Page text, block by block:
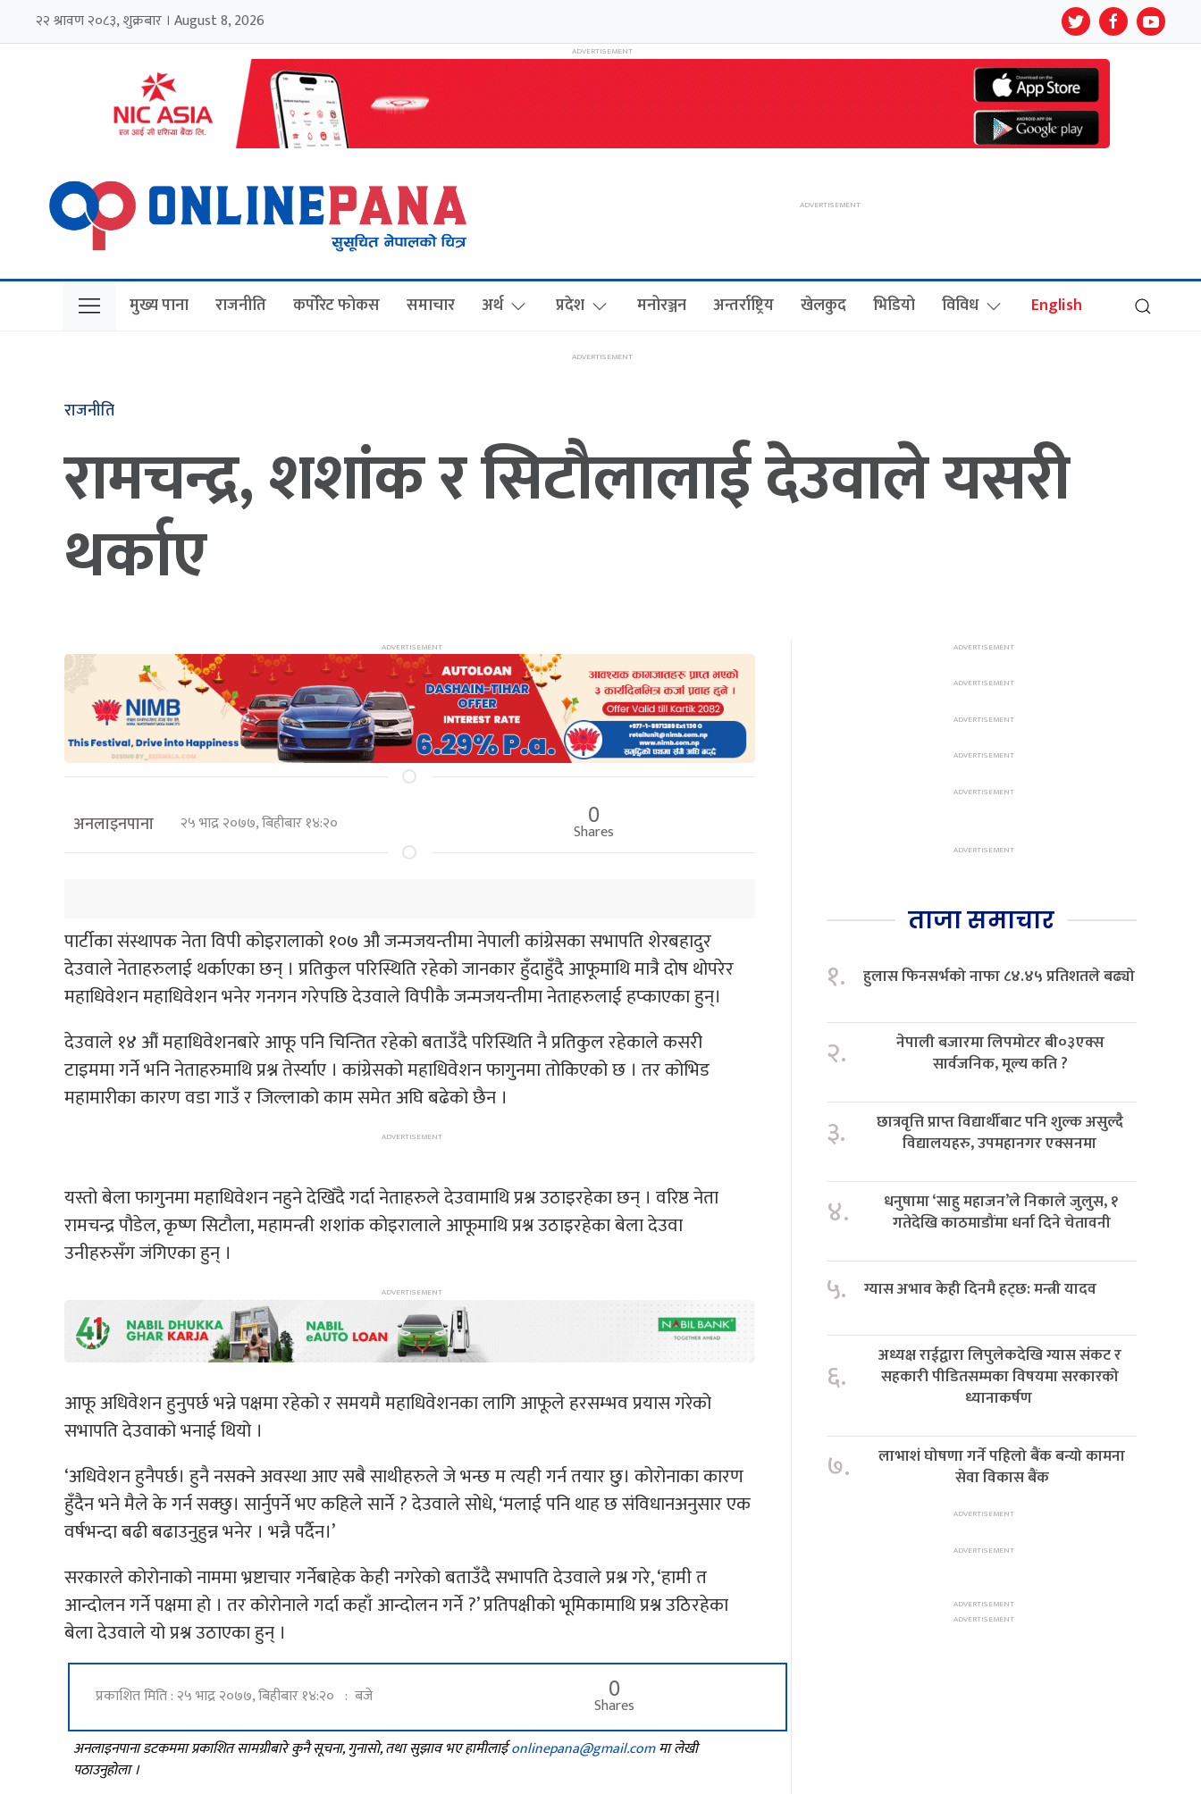
२२ श्रावण २०८३, शुक्रबार । August 8, 2026
मुख्य पाना राजनीति कर्पोरेट फोकस समाचार अर्थ प्रदेश मनोरञ्जन अन्तर्राष्ट्रिय खेलकुद भिडियो विविध English
राजनीति
रामचन्द्र, शशांक र सिटौलालाई देउवाले यसरी
थर्काए
अनलाइनपाना २५ भाद्र २०७७, बिहीबार १४:२० 0
Shares
पार्टीका संस्थापक नेता विपी कोइरालाको १०७ औ जन्मजयन्तीमा नेपाली कांग्रेसका सभापति शेरबहादुर
देउवाले नेताहरुलाई थर्काएका छन् । प्रतिकुल परिस्थिति रहेको जानकार हुँदाहुँदै आफूमाथि मात्रै दोष थोपरेर
महाधिवेशन महाधिवेशन भनेर गनगन गरेपछि देउवाले विपीकै जन्मजयन्तीमा नेताहरुलाई हप्काएका हुन्।
देउवाले १४ औं महाधिवेशनबारे आफू पनि चिन्तित रहेको बताउँदै परिस्थिति नै प्रतिकुल रहेकाले कसरी
टाइममा गर्ने भनि नेताहरुमाथि प्रश्न तेर्स्याए । कांग्रेसको महाधिवेशन फागुनमा तोकिएको छ । तर कोभिड
महामारीका कारण वडा गाउँ र जिल्लाको काम समेत अघि बढेको छैन ।
यस्तो बेला फागुनमा महाधिवेशन नहुने देखिँदै गर्दा नेताहरुले देउवामाथि प्रश्न उठाइरहेका छन् । वरिष्ठ नेता
रामचन्द्र पौडेल, कृष्ण सिटौला, महामन्त्री शशांक कोइरालाले आफूमाथि प्रश्न उठाइरहेका बेला देउवा
उनीहरुसँग जंगिएका हुन् ।
आफू अधिवेशन हुनुपर्छ भन्ने पक्षमा रहेको र समयमै महाधिवेशनका लागि आफूले हरसम्भव प्रयास गरेको
सभापति देउवाको भनाई थियो ।
‘अधिवेशन हुनैपर्छ। हुनै नसक्ने अवस्था आए सबै साथीहरुले जे भन्छ म त्यही गर्न तयार छु। कोरोनाका कारण
हुँदैन भने मैले के गर्न सक्छु। सार्नुपर्ने भए कहिले सार्ने ? देउवाले सोधे, ‘मलाई पनि थाह छ संविधानअनुसार एक
वर्षभन्दा बढी बढाउनुहुन्न भनेर । भन्नै पर्दैन।’
सरकारले कोरोनाको नाममा भ्रष्टाचार गर्नेबाहेक केही नगरेको बताउँदै सभापति देउवाले प्रश्न गरे, ‘हामी त
आन्दोलन गर्ने पक्षमा हो । तर कोरोनाले गर्दा कहाँ आन्दोलन गर्ने ?’ प्रतिपक्षीको भूमिकामाथि प्रश्न उठिरहेका
बेला देउवाले यो प्रश्न उठाएका हुन् ।
प्रकाशित मिति : २५ भाद्र २०७७, बिहीबार १४:२० : बजे 0
Shares
अनलाइनपाना डटकममा प्रकाशित सामग्रीबारे कुनै सूचना, गुनासो, तथा सुझाव भए हामीलाईonlinepana@gmail.comमा लेखी
पठाउनुहोला ।
ताजा समाचार
१. हुलास फिनसर्भको नाफा ८४.४५ प्रतिशतले बढ्यो
२.
नेपाली बजारमा लिपमोटर बी०३एक्स
सार्वजनिक, मूल्य कति ?
३.
छात्रवृत्ति प्राप्त विद्यार्थीबाट पनि शुल्क असुल्दै
विद्यालयहरु, उपमहानगर एक्सनमा
४.
धनुषामा ‘साहु महाजन’ले निकाले जुलुस, १
गतेदेखि काठमाडौंमा धर्ना दिने चेतावनी
५. ग्यास अभाव केही दिनमै हट्छ: मन्त्री यादव
६.
अध्यक्ष राईद्वारा लिपुलेकदेखि ग्यास संकट र
सहकारी पीडितसम्मका विषयमा सरकारको
ध्यानाकर्षण
७.
लाभाशं घोषणा गर्ने पहिलो बैंक बन्यो कामना
सेवा विकास बैंक